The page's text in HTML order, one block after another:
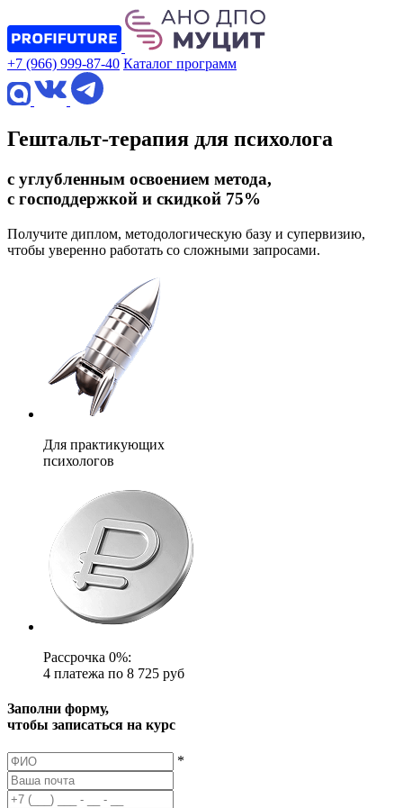
+7 (966) 999-87-40 Каталог программ
Гештальт-терапия для психолога
с углубленным освоением метода,
с господдержкой и скидкой 75%
Получите диплом, методологическую базу и супервизию,
чтобы уверенно работать со сложными запросами.
Для практикующих
психологов
Рассрочка 0%:
4 платежа по 8 725 руб
Заполни форму,
чтобы записаться на курс
*